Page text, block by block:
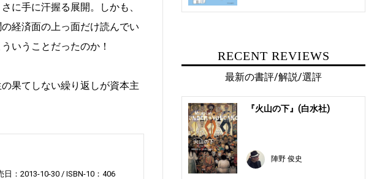
に手に汗握る展開。しかも、
経済面の上っ面だけ読んでい
いうことだったのか！
果てしない繰り返しが資本主
日：2013-10-30
ISBN-10：406
RECENT REVIEWS
最新の書評/解説/選評
『火山の下』(白水社)
陣野 俊史